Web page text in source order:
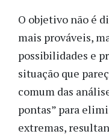
O objetivo não é
mais prováveis,
possibilidades e
situação que
comum das
pontas” para
extremas,